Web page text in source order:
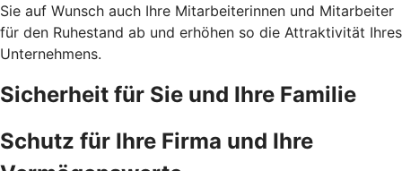
Sie auf Wunsch auch Ihre Mitarbeiterinnen und Mitarbeiter
für den Ruhestand ab und erhöhen so die Attraktivität Ihres
Unternehmens.
Sicherheit für Sie und Ihre Familie
Schutz für Ihre Firma und Ihre